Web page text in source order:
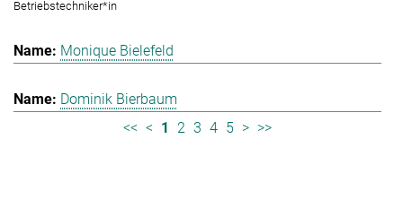
Betriebstechniker*in
Monique Bielefeld
Dominik Bierbaum
<< < 1 2 3 4 5 > >>